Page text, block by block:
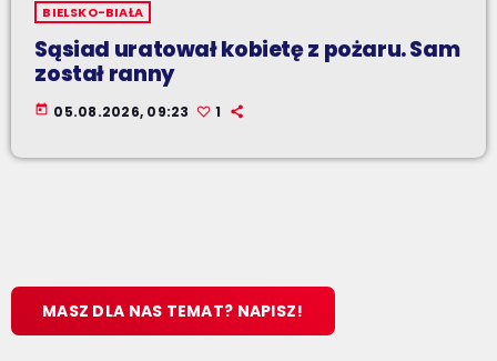
BIELSKO-BIAŁA
Sąsiad uratował kobietę z pożaru. Sam
został ranny
today 05.08.2026, 09:23 1
MASZ DLA NAS TEMAT? NAPISZ!